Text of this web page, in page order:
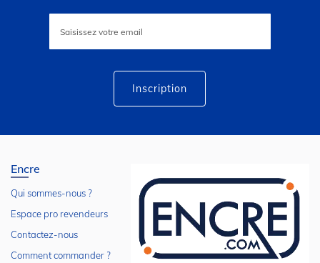
lettre
Inscription
Encre
Qui sommes-nous ?
Espace pro revendeurs
Contactez-nous
Comment commander ?